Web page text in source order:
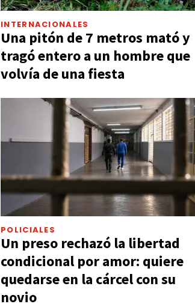
INTERNACIONALES
Una pitón de 7 metros mató y
tragó entero a un hombre que
volvía de una fiesta
POLICIALES
Un preso rechazó la libertad
condicional por amor: quiere
quedarse en la cárcel con su
novio